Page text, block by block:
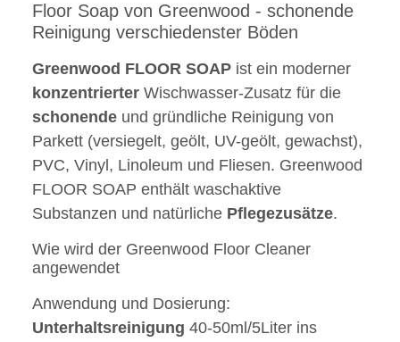
Floor Soap von Greenwood - schonende
Reinigung verschiedenster Böden
Greenwood FLOOR SOAP ist ein moderner
konzentrierter Wischwasser-Zusatz für die
schonende und gründliche Reinigung von
Parkett (versiegelt, geölt, UV-geölt, gewachst),
PVC, Vinyl, Linoleum und Fliesen. Greenwood
FLOOR SOAP enthält waschaktive
Substanzen und natürliche Pflegezusätze.
Wie wird der Greenwood Floor Cleaner
angewendet
Anwendung und Dosierung:
Unterhaltsreinigung 40-50ml/5Liter ins